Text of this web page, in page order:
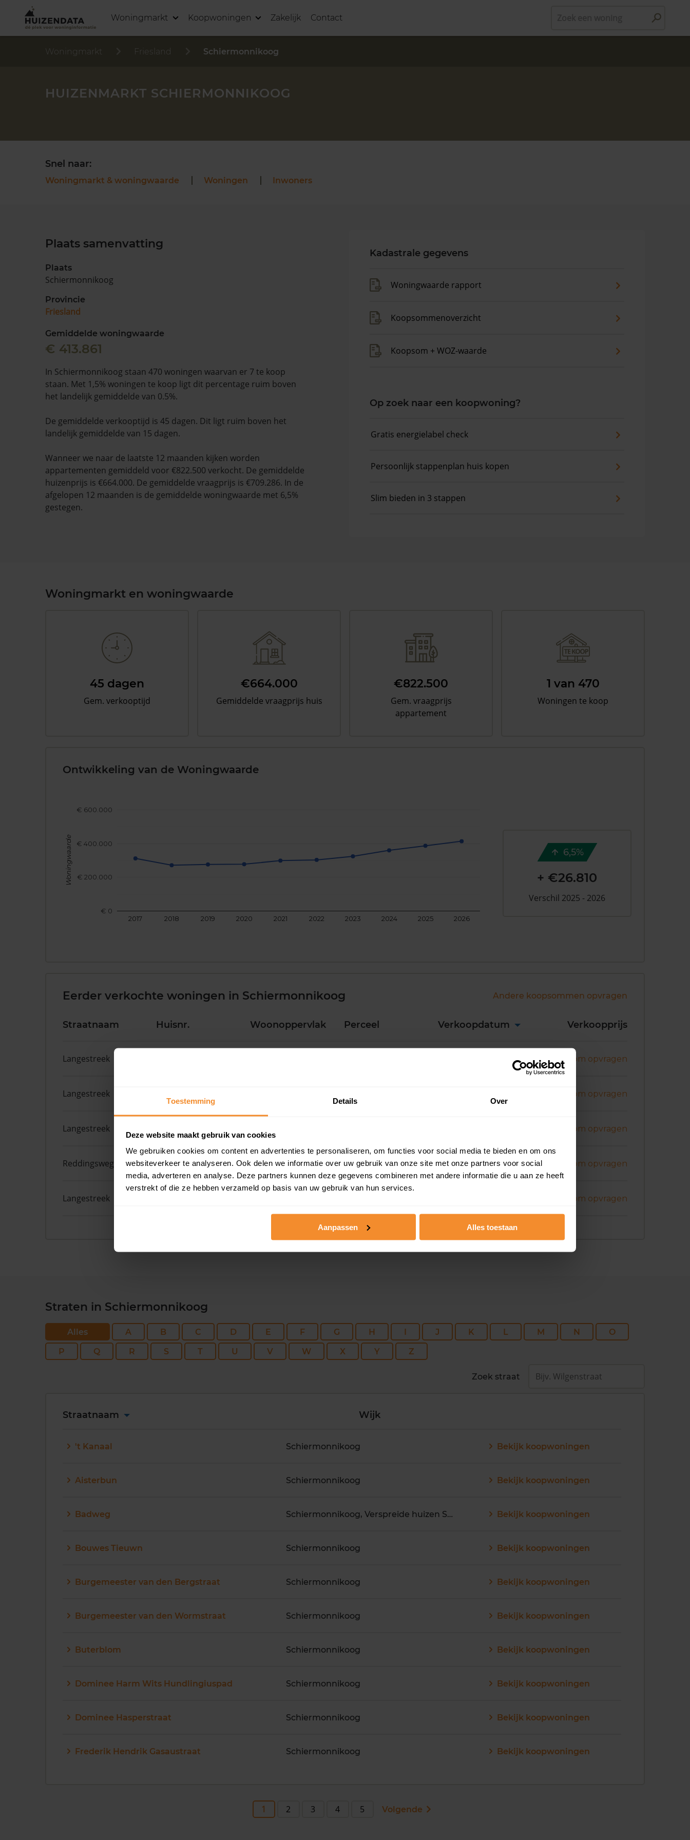
Toestemming Details Over
Deze website maakt gebruik van cookies
We gebruiken cookies om content en advertenties te personaliseren, om functies voor social media te bieden en om ons
websiteverkeer te analyseren. Ook delen we informatie over uw gebruik van onze site met onze partners voor social
media, adverteren en analyse. Deze partners kunnen deze gegevens combineren met andere informatie die u aan ze heeft
verstrekt of die ze hebben verzameld op basis van uw gebruik van hun services.
Aanpassen Alles toestaan
Woningmarkt Koopwoningen Zakelijk Contact
Woningmarkt Friesland Schiermonnikoog
HUIZENMARKT SCHIERMONNIKOOG
Snel naar:
Woningmarkt & woningwaarde Woningen Inwoners
Plaats samenvatting
Plaats
Schiermonnikoog
Provincie
Friesland
Gemiddelde woningwaarde
€ 413.861
In Schiermonnikoog staan 470 woningen waarvan er 7 te koop
staan. Met 1,5% woningen te koop ligt dit percentage ruim boven
het landelijk gemiddelde van 0.5%.
De gemiddelde verkooptijd is 45 dagen. Dit ligt ruim boven het
landelijk gemiddelde van 15 dagen.
Wanneer we naar de laatste 12 maanden kijken worden
appartementen gemiddeld voor €822.500 verkocht. De gemiddelde
huizenprijs is €664.000. De gemiddelde vraagprijs is €709.286. In de
afgelopen 12 maanden is de gemiddelde woningwaarde met 6,5%
gestegen.
Kadastrale gegevens
Woningwaarde rapport
Koopsommenoverzicht
Koopsom + WOZ-waarde
Op zoek naar een koopwoning?
Gratis energielabel check
Persoonlijk stappenplan huis kopen
Slim bieden in 3 stappen
Woningmarkt en woningwaarde
45 dagen
Gem. verkooptijd
€664.000
Gemiddelde vraagprijs huis
€822.500
Gem. vraagprijs
appartement
1 van 470
Woningen te koop
Ontwikkeling van de Woningwaarde
2017 2018 2019 2020 2021 2022 2023 2024 2025 2026
€ 0
€ 200.000
€ 400.000
€ 600.000
Woningwaarde 6,5%
+ €26.810
Verschil 2025 - 2026
Eerder verkochte woningen in Schiermonnikoog Andere koopsommen opvragen
Straatnaam Huisnr. Woonoppervlak Perceel Verkoopdatum Verkoopprijs
Langestreek Koopsom opvragen
Langestreek Koopsom opvragen
Langestreek Koopsom opvragen
Reddingsweg 20 166 m2 461 m2 11 december 2025 Koopsom opvragen
Langestreek Koopsom opvragen
Straten in Schiermonnikoog
Alles A B C D E F G H I J K L M N
O
P
Q R S T U V W X Y Z
Zoek straat
Straatnaam Wijk
't Kanaal Schiermonnikoog Bekijk koopwoningen
Aisterbun Schiermonnikoog Bekijk koopwoningen
Badweg Schiermonnikoog, Verspreide huizen Schiermonnikoog Bekijk koopwoningen
Bouwes Tieuwn Schiermonnikoog Bekijk koopwoningen
Burgemeester van den Bergstraat Schiermonnikoog Bekijk koopwoningen
Burgemeester van den Wormstraat Schiermonnikoog Bekijk koopwoningen
Buterblom Schiermonnikoog Bekijk koopwoningen
Dominee Harm Wits Hundlingiuspad Schiermonnikoog Bekijk koopwoningen
Dominee Hasperstraat Schiermonnikoog Bekijk koopwoningen
Frederik Hendrik Gasaustraat Schiermonnikoog Bekijk koopwoningen
1 2 3 4 5 Volgende